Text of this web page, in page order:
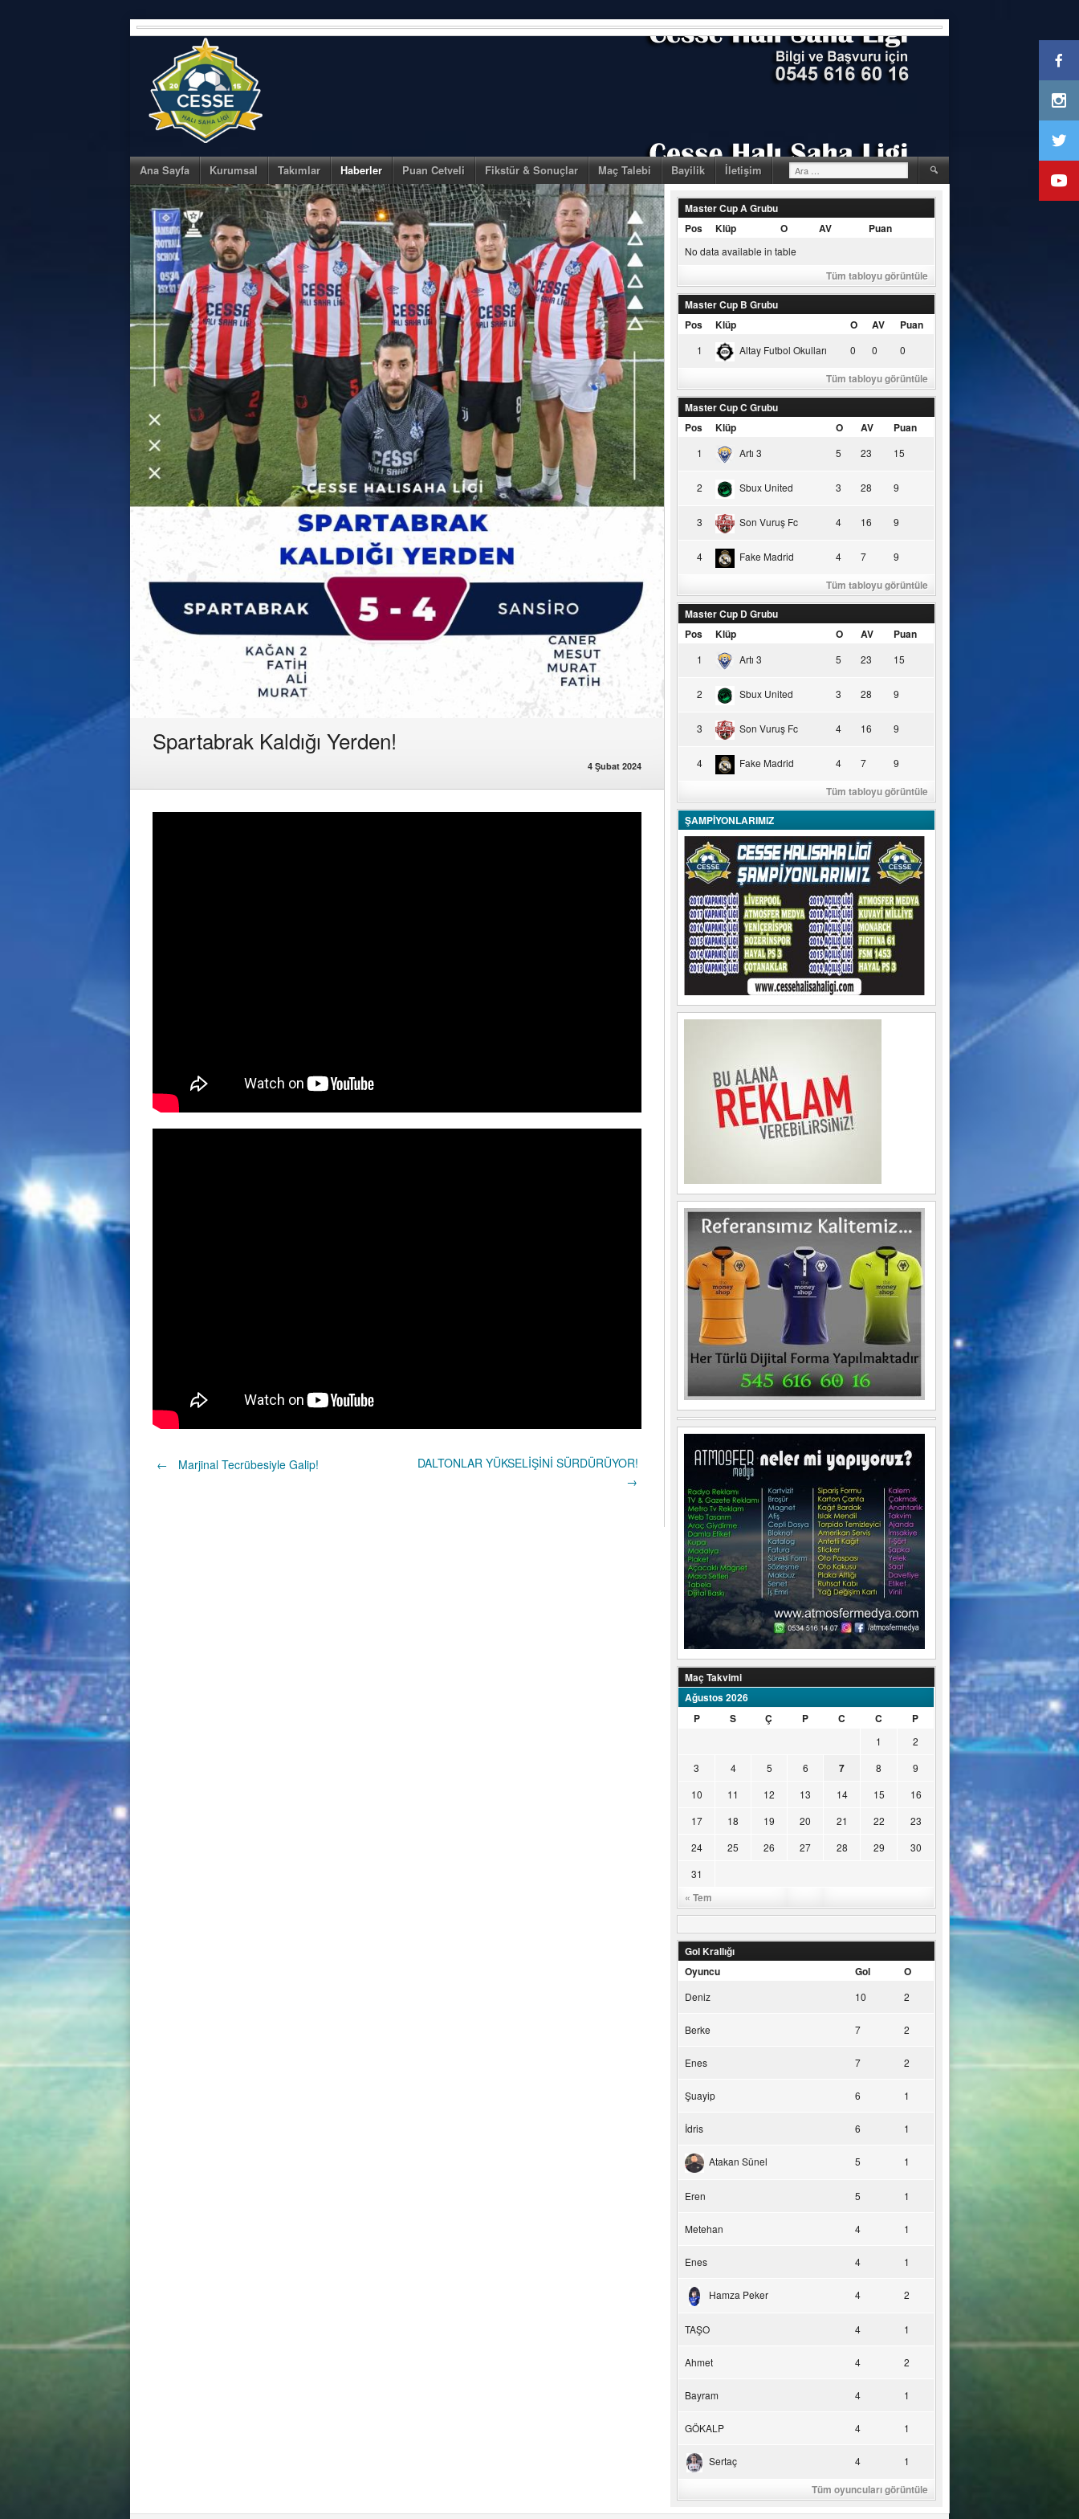
Skip
to
Ana Sayfa Kurumsal Takımlar Haberler Puan Cetveli Fikstür & Sonuçlar Maç Talebi Bayilik İletişim Arama:
Spartabrak Kaldığı Yerden!
4 Şubat 2024
Post
← Marjinal Tecrübesiyle Galip!
DALTONLAR YÜKSELİŞİNİ SÜRDÜRÜYOR!
→
Master Cup A Grubu
Pos
Klüp O AV Puan
No data available in table
Tüm tabloyu görüntüle
Master Cup B Grubu
Pos
Klüp O AV Puan
1 Altay Futbol Okulları 0 0 0
Tüm tabloyu görüntüle
Master Cup C Grubu
Pos
Klüp O AV Puan
1 Artı 3 5 23 15
2 Sbux United 3 28 9
3 Son Vuruş Fc 4 16 9
4 Fake Madrid 4 7 9
Tüm tabloyu görüntüle
Master Cup D Grubu
Pos
Klüp O AV Puan
1 Artı 3 5 23 15
2 Sbux United 3 28 9
3 Son Vuruş Fc 4 16 9
4 Fake Madrid 4 7 9
Tüm tabloyu görüntüle
ŞAMPİYONLARIMIZ
Maç Takvimi
Ağustos 2026
P
S Ç P C C P
« Tem
1
2
3
4 5 6 7 8
9
10
11 12 13 14 15
16
17
18 19 20 21 22
23
24
25 26 27 28 29
30
31
Gol Krallığı
Oyuncu
Gol O
Deniz 10 2
Berke 7 2
Enes 7 2
Şuayip 6 1
İdris 6 1
Atakan Sünel 5 1
Eren 5 1
Metehan 4 1
Enes 4 1
Hamza Peker 4 2
TAŞO 4 1
Ahmet 4 2
Bayram 4 1
GÖKALP 4 1
Sertaç 4 1
Tüm oyuncuları görüntüle